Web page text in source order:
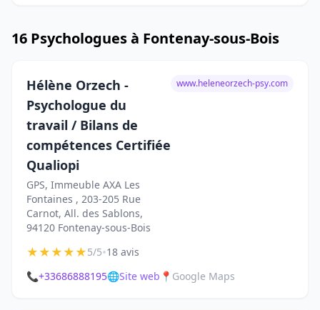
16 Psychologues à Fontenay-sous-Bois
Hélène Orzech -
Psychologue du
travail / Bilans de
compétences Certifiée
Qualiopi
GPS, Immeuble AXA Les
Fontaines , 203-205 Rue
Carnot, All. des Sablons,
94120 Fontenay-sous-Bois
www.heleneorzech-psy.com
★★★★★5/5•18 avis
📞+33686888195🌐Site web 📍 Google Maps